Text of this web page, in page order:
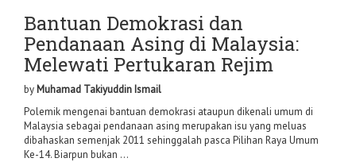
Bantuan Demokrasi dan
Pendanaan Asing di Malaysia:
Melewati Pertukaran Rejim
by Muhamad Takiyuddin Ismail
Polemik mengenai bantuan demokrasi ataupun dikenali umum di
Malaysia sebagai pendanaan asing merupakan isu yang meluas
dibahaskan semenjak 2011 sehinggalah pasca Pilihan Raya Umum
Ke-14. Biarpun bukan ...